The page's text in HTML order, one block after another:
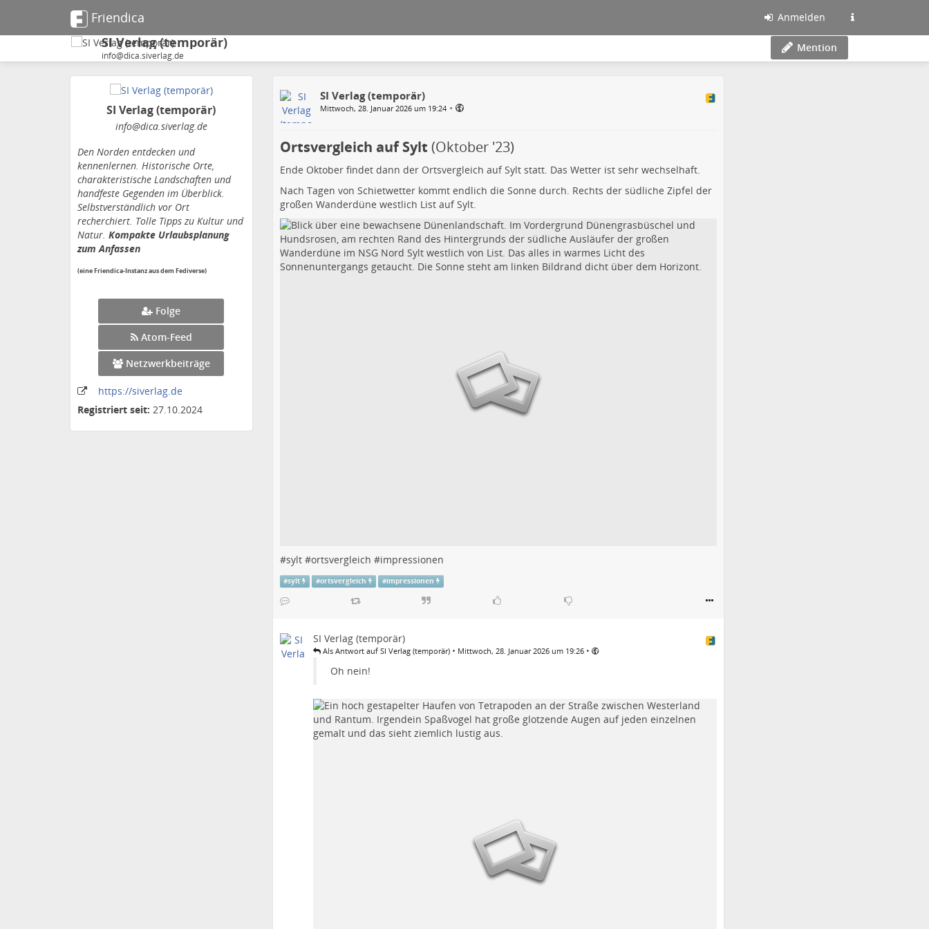
Friendica Anmelden
SI Verlag (temporär)
info@dica.siverlag.de
Mention
SI Verlag (temporär)
info@dica.siverlag.de
Den Norden entdecken und
kennenlernen. Historische Orte,
charakteristische Landschaften und
handfeste Gegenden im Überblick.
Selbstverständlich vor Ort
recherchiert. Tolle Tipps zu Kultur und
Natur. Kompakte Urlaubsplanung
zum Anfassen
(eine Friendica-Instanz aus dem Fediverse)
Folge
Atom-Feed
Netzwerkbeiträge
https://siverlag.de
Registriert seit: 27.10.2024
SI Verlag (temporär)
Mittwoch, 28. Januar 2026 um 19:24 •
Ortsvergleich auf Sylt (Oktober '23)
Ende Oktober findet dann der Ortsvergleich auf Sylt statt. Das Wetter ist sehr wechselhaft.
Nach Tagen von Schietwetter kommt endlich die Sonne durch. Rechts der südliche Zipfel der
großen Wanderdüne westlich List auf Sylt.
#sylt#ortsvergleich #impressionen
#sylt #ortsvergleich #impressionen
SI Verlag (temporär)
Als Antwort auf SI Verlag (temporär) • Mittwoch, 28. Januar 2026 um 19:26 •
Oh nein!